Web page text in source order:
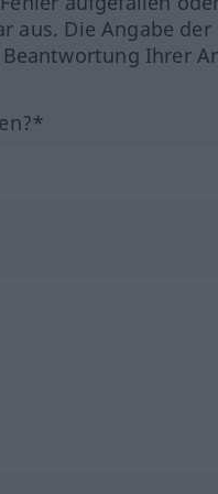
aus. Die Angabe
Ihrer